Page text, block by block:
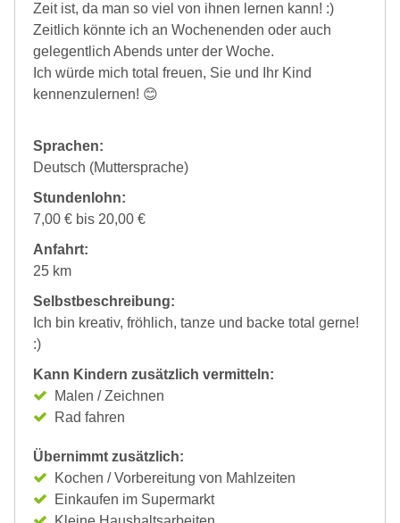
Zeit ist, da man so viel von ihnen lernen kann! :)
Zeitlich könnte ich an Wochenenden oder auch
gelegentlich Abends unter der Woche.
Ich würde mich total freuen, Sie und Ihr Kind
kennenzulernen! 😊
Sprachen:
Deutsch (Muttersprache)
Stundenlohn:
7,00 € bis 20,00 €
Anfahrt:
25 km
Selbstbeschreibung:
Ich bin kreativ, fröhlich, tanze und backe total gerne!
:)
Kann Kindern zusätzlich vermitteln:
Malen / Zeichnen
Rad fahren
Übernimmt zusätzlich:
Kochen / Vorbereitung von Mahlzeiten
Einkaufen im Supermarkt